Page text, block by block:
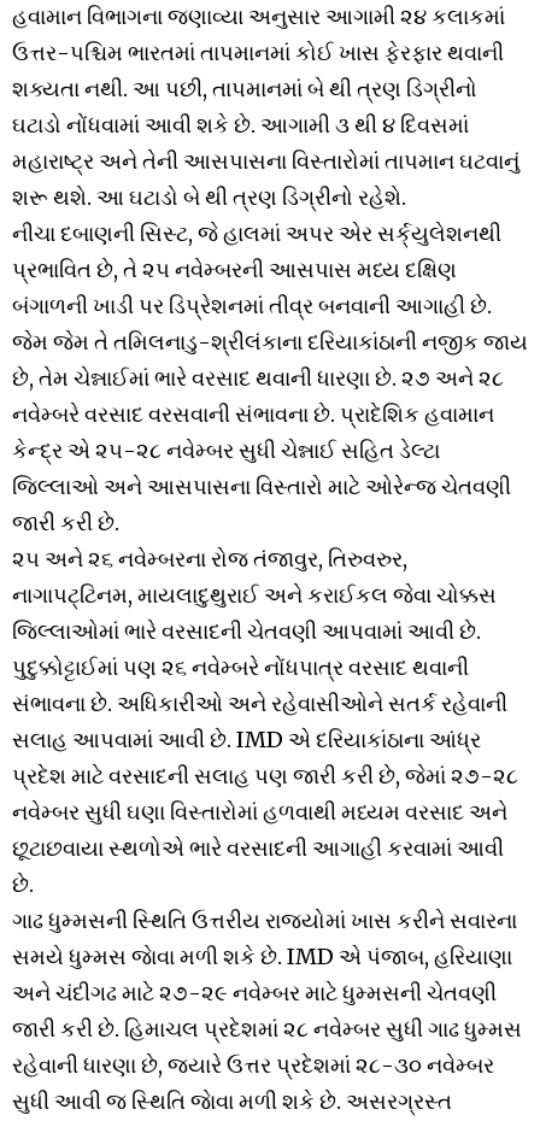
હવામાન વિભાગના જણાવ્યા અનુસાર આગામી ૨૪ કલાકમાં
ઉત્તર-પશ્ચિમ ભારતમાં તાપમાનમાં કોઈ ખાસ ફેરફાર થવાની
શક્યતા નથી. આ પછી, તાપમાનમાં બે થી ત્રણ ડિગ્રીનો
ઘટાડો નોંધવામાં આવી શકે છે. આગામી ૩ થી ૪ દિવસમાં
મહારાષ્ટ્ર અને તેની આસપાસના વિસ્તારોમાં તાપમાન ઘટવાનું
શરૂ થશે. આ ઘટાડો બે થી ત્રણ ડિગ્રીનો રહેશે.
નીચા દબાણની સિસ્ટ, જે હાલમાં અપર એર સર્ક્‌યુલેશનથી
પ્રભાવિત છે, તે ૨૫ નવેમ્બરની આસપાસ મધ્ય દક્ષિણ
બંગાળની ખાડી પર ડિપ્રેશનમાં તીવ્ર બનવાની આગાહી છે.
જેમ જેમ તે તમિલનાડુ-શ્રીલંકાના દરિયાકાંઠાની નજીક જાય
છે, તેમ ચેન્નાઈમાં ભારે વરસાદ થવાની ધારણા છે. ૨૭ અને ૨૮
નવેમ્બરે વરસાદ વરસવાની સંભાવના છે. પ્રાદેશિક હવામાન
કેન્દ્ર એ ૨૫-૨૮ નવેમ્બર સુધી ચેન્નાઈ સહિત ડેલ્ટા
જિલ્લાઓ અને આસપાસના વિસ્તારો માટે ઓરેન્જ ચેતવણી
જારી કરી છે.
૨૫ અને ૨૬ નવેમ્બરના રોજ તંજાવુર, તિરુવરુર,
નાગાપટ્ટિનમ, માયલાદુથુરાઈ અને કરાઈકલ જેવા ચોક્કસ
જિલ્લાઓમાં ભારે વરસાદની ચેતવણી આપવામાં આવી છે.
પુદુક્કોટ્ટાઈમાં પણ ૨૬ નવેમ્બરે નોંધપાત્ર વરસાદ થવાની
સંભાવના છે. અધિકારીઓ અને રહેવાસીઓને સતર્ક રહેવાની
સલાહ આપવામાં આવી છે. IMD એ દરિયાકાંઠાના આંધ્ર
પ્રદેશ માટે વરસાદની સલાહ પણ જારી કરી છે, જેમાં ૨૭-૨૮
નવેમ્બર સુધી ઘણા વિસ્તારોમાં હળવાથી મધ્યમ વરસાદ અને
છૂટાછવાયા સ્થળોએ ભારે વરસાદની આગાહી કરવામાં આવી
છે.
ગાઢ ધુમ્મસની સ્થિતિ ઉત્તરીય રાજ્યોમાં ખાસ કરીને સવારના
સમયે ધુમ્મસ જાેવા મળી શકે છે. IMD એ પંજાબ, હરિયાણા
અને ચંદીગઢ માટે ૨૭-૨૯ નવેમ્બર માટે ધુમ્મસની ચેતવણી
જારી કરી છે. હિમાચલ પ્રદેશમાં ૨૮ નવેમ્બર સુધી ગાઢ ધુમ્મસ
રહેવાની ધારણા છે, જ્યારે ઉત્તર પ્રદેશમાં ૨૮-૩૦ નવેમ્બર
સુધી આવી જ સ્થિતિ જાેવા મળી શકે છે. અસરગ્રસ્ત